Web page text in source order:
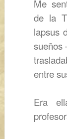
Me
de la
lapsus
sueños
entre
Era